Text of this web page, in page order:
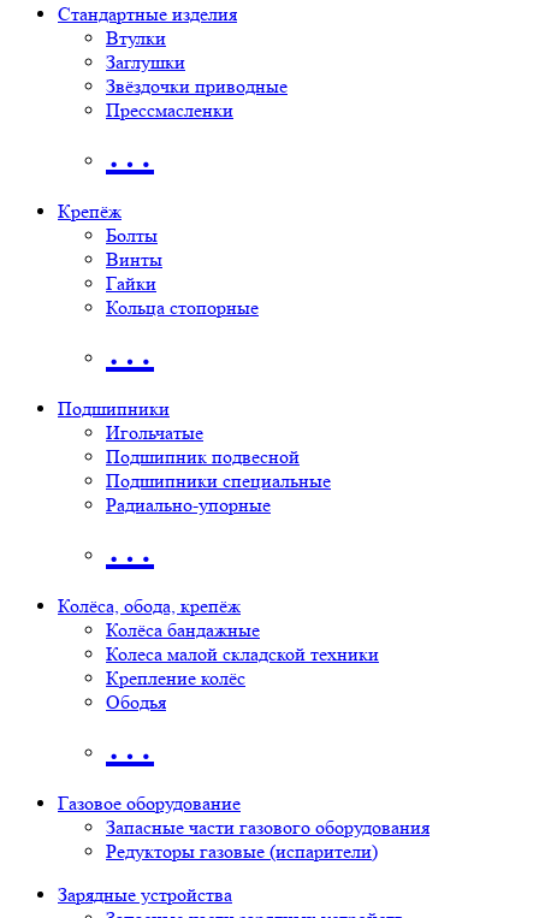
Стандартные изделия
Втулки
Заглушки
Звёздочки приводные
Прессмасленки
…
Крепёж
Болты
Винты
Гайки
Кольца стопорные
…
Подшипники
Игольчатые
Подшипник подвесной
Подшипники специальные
Радиально-упорные
…
Колёса, обода, крепёж
Колёса бандажные
Колеса малой складской техники
Крепление колёс
Ободья
…
Газовое оборудование
Запасные части газового оборудования
Редукторы газовые (испарители)
Зарядные устройства